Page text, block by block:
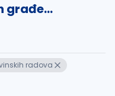
građe...
radova